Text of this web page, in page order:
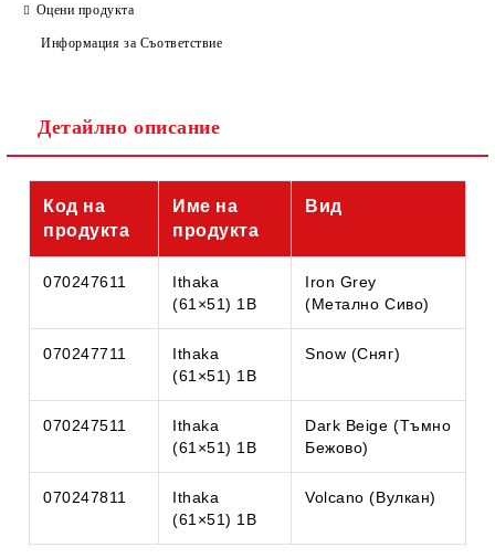
Ние ще се свържем с вас в рамките на работния ден.
Оцени продукта
Информация за Съответствие
Детайлно описание
Код на
продукта
Име на
продукта
Вид
070247611
Ithaka
(61×51) 1B
Iron Grey
(Метално Сиво)
070247711
Ithaka
(61×51) 1B
Snow (Сняг)
070247511
Ithaka
(61×51) 1B
Dark Beige (Тъмно
Бежово)
070247811
Ithaka
(61×51) 1B
Volcano (Вулкан)